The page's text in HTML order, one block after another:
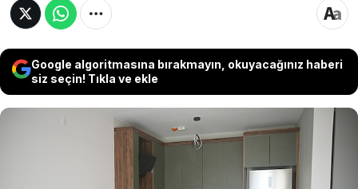
Google algoritmasına bırakmayın, okuyacağınız haberi
siz seçin! Tıkla ve ekle
İstanbul emlak piyasasında konut tipi bazlı getiri
makası rekor seviyeye ulaştı. Küçük metrekareli